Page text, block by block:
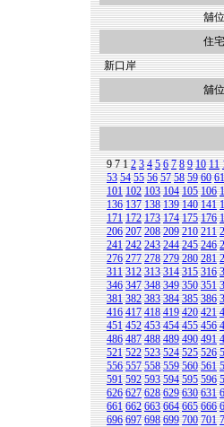
舖位
住宅
新口岸
舖位
9 712 3 4 5 6 7 8 9 10 11
53 54 55 56 57 58 59 60 61
101 102 103 104 105 106
136 137 138 139 140 141
171 172 173 174 175 176
206 207 208 209 210 211
241 242 243 244 245 246
276 277 278 279 280 281
311 312 313 314 315 316
346 347 348 349 350 351
381 382 383 384 385 386
416 417 418 419 420 421
451 452 453 454 455 456
486 487 488 489 490 491
521 522 523 524 525 526
556 557 558 559 560 561
591 592 593 594 595 596
626 627 628 629 630 631
661 662 663 664 665 666
696 697 698 699 700 701